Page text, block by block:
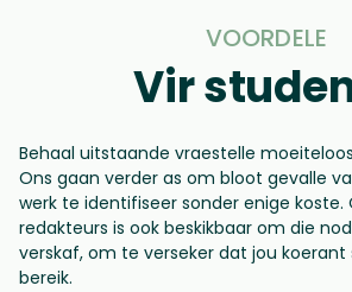
VOORDELE
Vir
Behaal uitstaande vraestelle
Ons gaan verder as om bloot gevalle
werk te identifiseer sonder enige koste.
redakteurs is ook beskikbaar om die
verskaf, om te verseker dat jou koerant
bereik.